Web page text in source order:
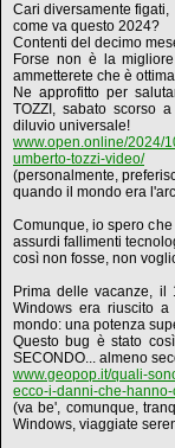
Cari diversamente figati,
come va questo 2024?
Contenti del decimo
Forse non è la
ammetterete che è
Ne approfitto per
TOZZI, sabato scorso
diluvio universale!
www.open.online/2024/
umberto-tozzi-video/
(personalmente,
quando il mondo era
Comunque, io spero
assurdi fallimenti
così non fosse, non
Prima delle vacanze, il
Windows era riuscito
mondo: una potenza
Questo bug è stato
SECONDO... almeno
www.geopop.it/quali-
ecco-i-danni-che-
(va be', comunque,
Windows, viaggiate